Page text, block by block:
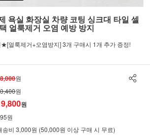
욕실 화장실 차량 코팅 싱크대 타일 셀
얼룩제거 오염 예방 방지
얼룩제거+오염방지] 3개 구매시 1개 추가 증정!
원
원
원
원
송비 3,000원 (50,000원 이상 구매 시 무료)